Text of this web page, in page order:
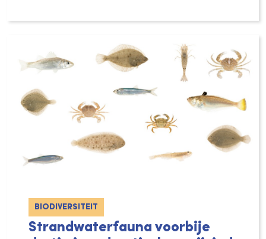
BIODIVERSITEIT
Strandwaterfauna voorbije